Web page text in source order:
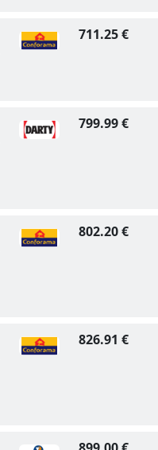
711.25 €
799.99 €
802.20 €
826.91 €